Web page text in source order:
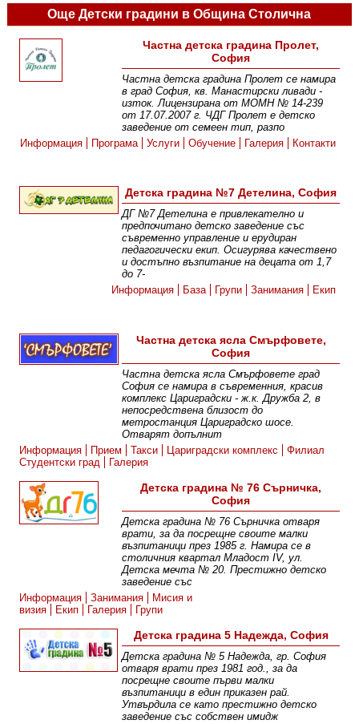
Още Детски градини в Община Столична
Частна детска градина Пролет,
София
Частна детска градина Пролет се намира
в град София, кв. Манастирски ливади -
изток. Лицензирана от МОМН № 14-239
от 17.07.2007 г. ЧДГ Пролет е детско
заведение от семеен тип, разпо
Информация
Програма Услуги Обучение Галерия Контакти
Детска градина №7 Детелина, София
ДГ №7 Детелина е привлекателно и
предпочитано детско заведение със
съвременно управление и ерудиран
педагогически екип. Осигурява качествено
и достъпно възпитание на децата от 1,7
до 7-
Информация
База Групи Занимания Екип
Частна детска ясла Смърфовете,
София
Частна детска ясла Смърфовете град
София се намира в съвременния, красив
комплекс Цариградски - ж.к. Дружба 2, в
непосредствена близост до
метростанция Цариградско шосе.
Отварят допълнит
Информация
Прием Такси Цариградски комплекс
Филиал
Студентски град
Галерия
Детска градина № 76 Сърничка,
София
Детска градина № 76 Сърничка отваря
врати, за да посрещне своите малки
възпитаници през 1985 г. Намира се в
столичния квартал Младост IV, ул.
Детска мечта № 20. Престижно детско
заведение със
Информация
Занимания
Мисия и
визия
Екип Галерия Групи
Детска градина 5 Надежда, София
Детска градина № 5 Надежда, гр. София
отваря врати през 1981 год., за да
посрещне своите първи малки
възпитаници в един приказен рай.
Утвърдила се като престижно детско
заведение със собствен имидж